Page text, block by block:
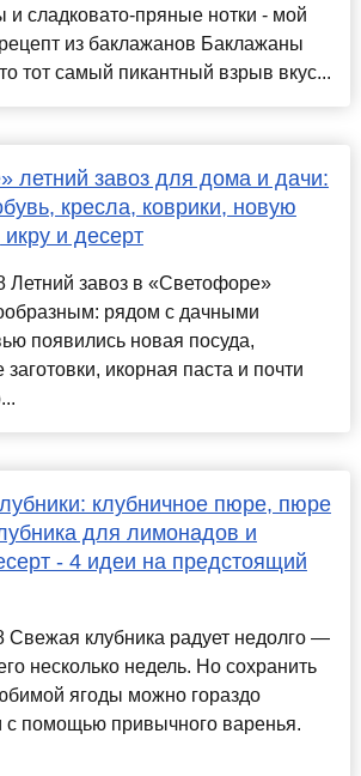
и сладковато-пряные нотки - мой
из баклажанов Баклажаны
тот самый пикантный взрыв вкус...
летний завоз для дома и дачи:
кресла, коврики, новую
и десерт
Летний завоз в «Светофоре»
рядом с дачными
появились новая посуда,
икорная паста и почти
клубничное пюре, пюре
для лимонадов и
- 4 идеи на предстоящий
Свежая клубника радует недолго —
несколько недель. Но сохранить
ягоды можно гораздо
с помощью привычного варенья.